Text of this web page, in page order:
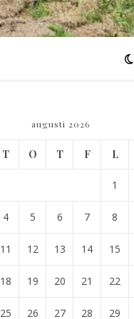
augusti 2026
T O T F L
1
4 5 6 7 8
11 12 13 14 15
18 19 20 21 22
25 26 27 28 29